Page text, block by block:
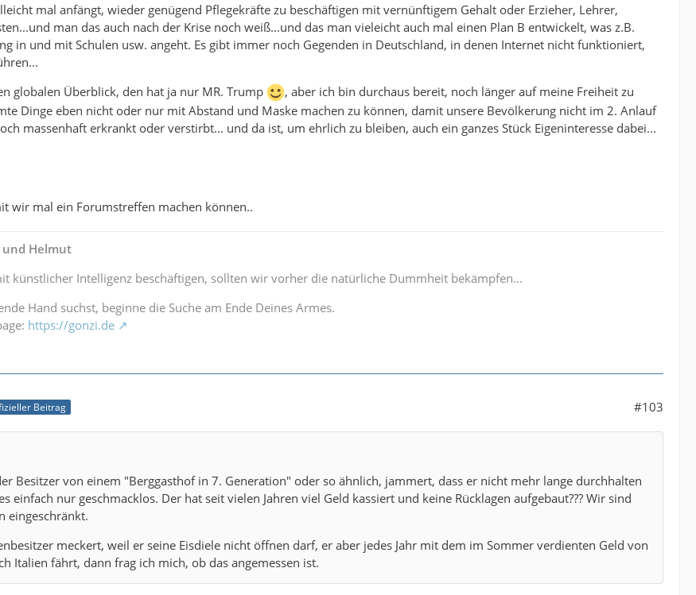
mal anfängt, wieder genügend Pflegekräfte zu beschäftigen mit vernünftigem Gehalt oder Erzieher, Lehrer,
man das auch nach der Krise noch weiß...und das man vieleicht auch mal einen Plan B entwickelt, was z.B.
in und mit Schulen usw. angeht. Es gibt immer noch Gegenden in Deutschland, in denen Internet nicht funktioniert,
globalen Überblick, den hat ja nur MR. Trump
, aber ich bin durchaus bereit, noch länger auf meine Freiheit zu
Dinge eben nicht oder nur mit Abstand und Maske machen zu können, damit unsere Bevölkerung nicht im 2. Anlauf
massenhaft erkrankt oder verstirbt... und da ist, um ehrlich zu bleiben, auch ein ganzes Stück Eigeninteresse dabei...
wir mal ein Forumstreffen machen können..
und Helmut
künstlicher Intelligenz beschäftigen, sollten wir vorher die natürliche Dummheit bekämpfen...
Hand suchst, beginne die Suche am Ende Deines Armes.
https://gonzi.de
Beitrag #103
Besitzer von einem "Berggasthof in 7. Generation" oder so ähnlich, jammert, dass er nicht mehr lange durchhalten
einfach nur geschmacklos. Der hat seit vielen Jahren viel Geld kassiert und keine Rücklagen aufgebaut??? Wir sind
eingeschränkt.
meckert, weil er seine Eisdiele nicht öffnen darf, er aber jedes Jahr mit dem im Sommer verdienten Geld von
Italien fährt, dann frag ich mich, ob das angemessen ist.